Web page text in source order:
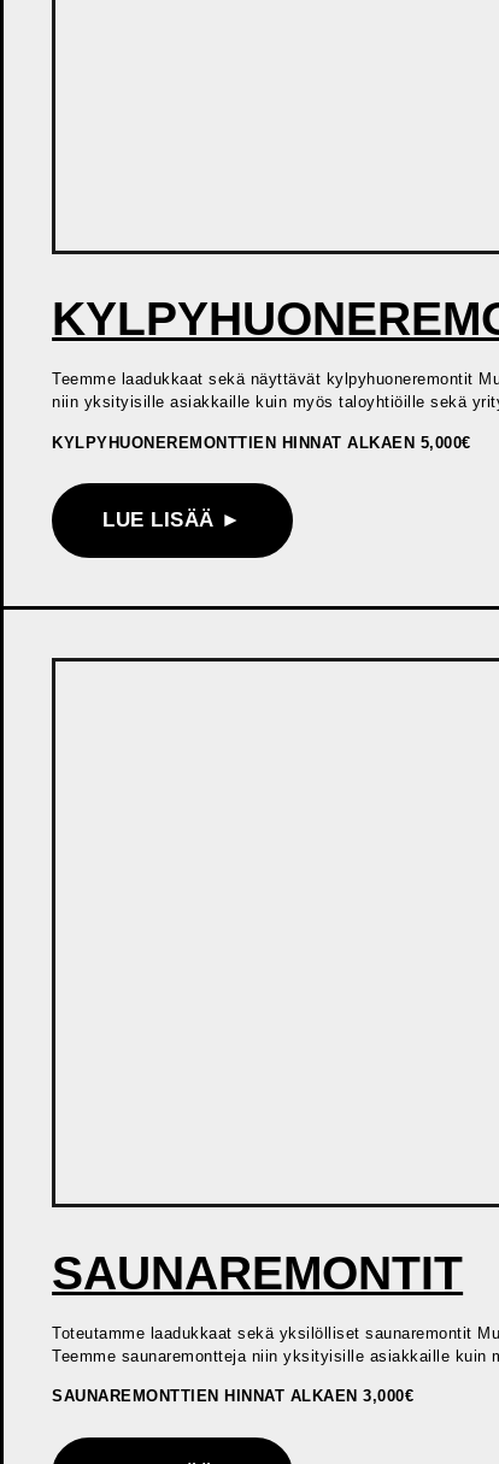
Teemme laadukkaat sekä näyttävät kylpyhuoneremontit
niin yksityisille asiakkaille kuin myös taloyhtiöille sekä
KYLPYHUONEREMONTTIEN HINNAT ALKAEN 5,000€
LUE LISÄÄ ►
SAUNAREMONTIT
Toteutamme laadukkaat sekä yksilölliset saunaremontit
Teemme saunaremontteja niin yksityisille asiakkaille kuin
SAUNAREMONTTIEN HINNAT ALKAEN 3,000€